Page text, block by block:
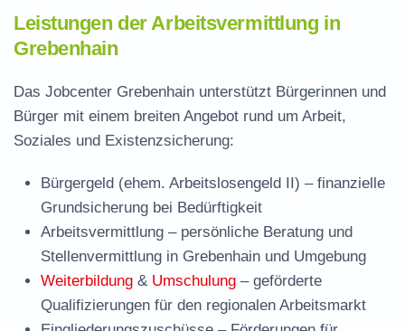
Leistungen der Arbeitsvermittlung in
Grebenhain
Das Jobcenter Grebenhain unterstützt Bürgerinnen und
Bürger mit einem breiten Angebot rund um Arbeit,
Soziales und Existenzsicherung:
Bürgergeld (ehem. Arbeitslosengeld II) – finanzielle
Grundsicherung bei Bedürftigkeit
Arbeitsvermittlung – persönliche Beratung und
Stellenvermittlung in Grebenhain und Umgebung
Weiterbildung & Umschulung – geförderte
Qualifizierungen für den regionalen Arbeitsmarkt